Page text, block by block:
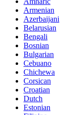
Armenian
Azerbaijani
Belarusian
Bengali
Bosnian
Bulgarian
Cebuano
Chichewa
Corsican
Croatian
Dutch
Estonian